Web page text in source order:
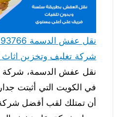
شركة تغليف وتخزين اثاث
نقل عفش الدسمة، شركة
في الكويت التي أثبتت
أن تمتلك لقب أفضل